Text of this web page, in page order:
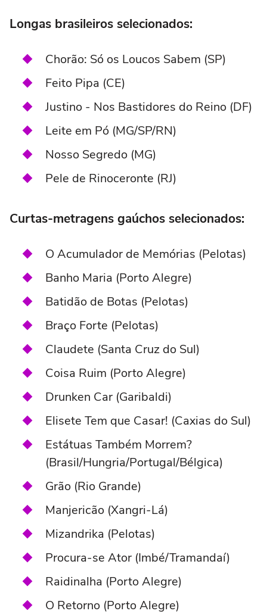
Longas brasileiros selecionados:
Chorão: Só os Loucos Sabem (SP)
Feito Pipa (CE)
Justino - Nos Bastidores do Reino (DF)
Leite em Pó (MG/SP/RN)
Nosso Segredo (MG)
Pele de Rinoceronte (RJ)
Curtas-metragens gaúchos selecionados:
O Acumulador de Memórias (Pelotas)
Banho Maria (Porto Alegre)
Batidão de Botas (Pelotas)
Braço Forte (Pelotas)
Claudete (Santa Cruz do Sul)
Coisa Ruim (Porto Alegre)
Drunken Car (Garibaldi)
Elisete Tem que Casar! (Caxias do Sul)
Estátuas Também Morrem?
(Brasil/Hungria/Portugal/Bélgica)
Grão (Rio Grande)
Manjericão (Xangri-Lá)
Mizandrika (Pelotas)
Procura-se Ator (Imbé/Tramandaí)
Raidinalha (Porto Alegre)
O Retorno (Porto Alegre)